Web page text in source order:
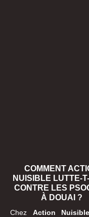
COMMENT
NUISIBLE LUTTE-
CONTRE LES
À DOUAI ?
Chez Action Nuisible